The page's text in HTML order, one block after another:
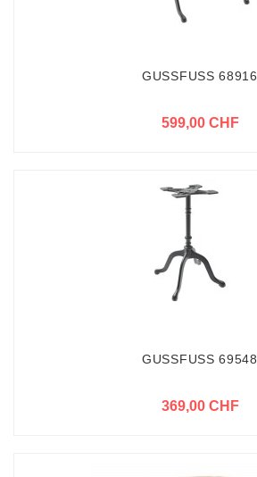
GUSSFUSS 68916
599,00 CHF
GUSSFUSS 69548
369,00 CHF